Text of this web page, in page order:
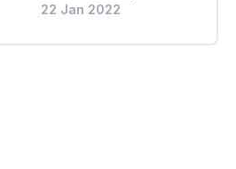
22 Jan 2022